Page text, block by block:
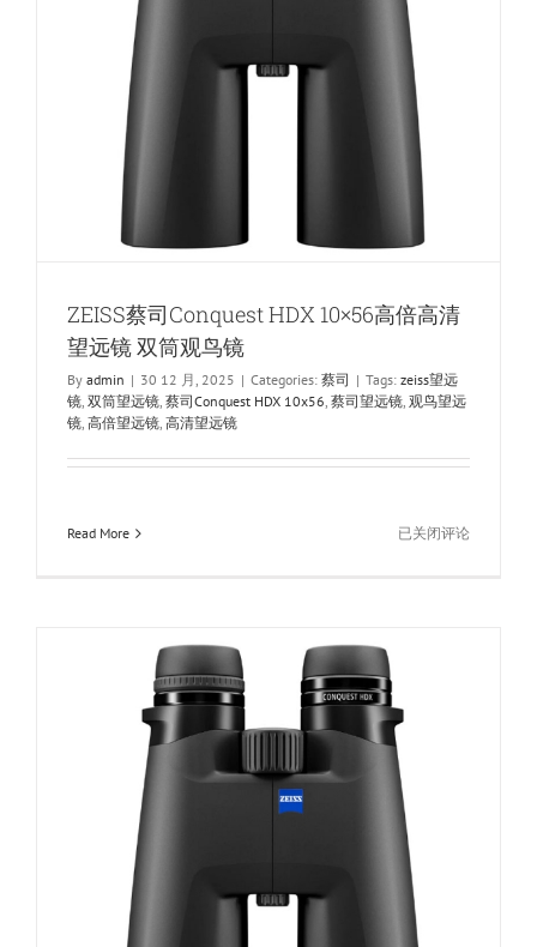
镜
观
ZEISS蔡司Conquest HDX 10×56高倍高清
望远镜 双筒观鸟镜
By admin | 30 12 月, 2025 | Categories: 蔡司 | Tags: zeiss望远
镜, 双筒望远镜, 蔡司Conquest HDX 10x56, 蔡司望远镜, 观鸟望远
镜, 高倍望远镜, 高清望远镜
Read More
ZEISS
高
清
望
远
镜
双
筒
已关闭评论